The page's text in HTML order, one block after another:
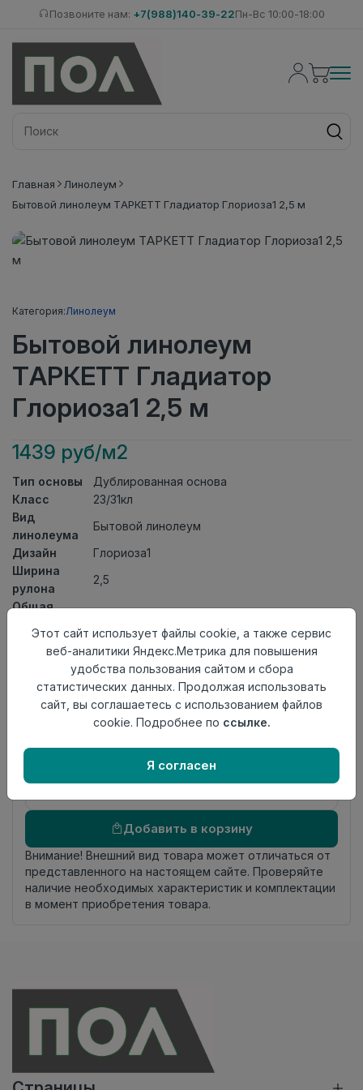
Позвоните нам: +7(988)140-39-22Пн-Вс 10:00-18:00
Главная
Линолеум
Бытовой линолеум ТАРКЕТТ Гладиатор Глориоза1 2,5 м
Категория:Линолеум
Бытовой линолеум
ТАРКЕТТ Гладиатор
Глориоза1 2,5 м
1439 руб/м2
Тип основы
Дублированная основа
Класс
23/31кл
Вид
линолеума
Бытовой линолеум
Дизайн
Глориоза1
Ширина
рулона
2,5
Общая
Толщина
защитного
0,35мм
АктуальностьАктуален
Страна
происхождения
Россия
13.45 пог. м
Добавить в корзину
Внимание! Внешний вид товара может отличаться от
представленного на настоящем сайте. Проверяйте
наличие необходимых характеристик и комплектации
в момент приобретения товара.
Этот сайт использует файлы cookie, а также сервис
веб-аналитики Яндекс.Метрика для повышения
удобства пользования сайтом и сбора
статистических данных. Продолжая использовать
сайт, вы соглашаетесь с использованием файлов
cookie. Подробнее по ссылке.
Я согласен